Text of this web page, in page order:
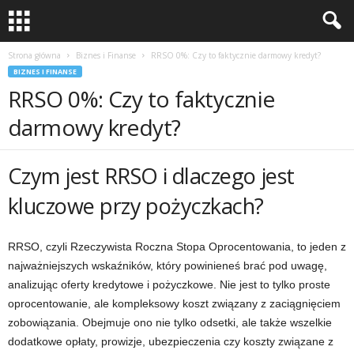
Strona główna Biznes i Finanse RRSO 0%: Czy to faktycznie darmowy kredyt?
BIZNES I FINANSE
RRSO 0%: Czy to faktycznie
darmowy kredyt?
Czym jest RRSO i dlaczego jest
kluczowe przy pożyczkach?
RRSO, czyli Rzeczywista Roczna Stopa Oprocentowania, to jeden z
najważniejszych wskaźników, który powinieneś brać pod uwagę,
analizując oferty kredytowe i pożyczkowe. Nie jest to tylko proste
oprocentowanie, ale kompleksowy koszt związany z zaciągnięciem
zobowiązania. Obejmuje ono nie tylko odsetki, ale także wszelkie
dodatkowe opłaty, prowizje, ubezpieczenia czy koszty związane z